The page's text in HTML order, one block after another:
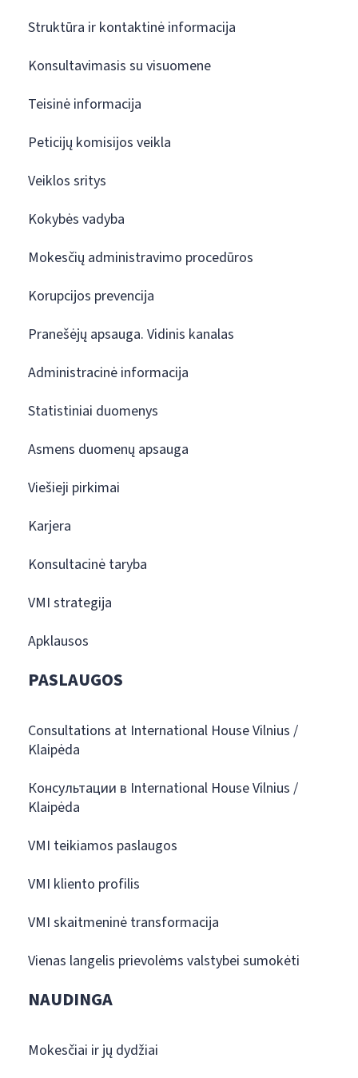
Struktūra ir kontaktinė informacija
Konsultavimasis su visuomene
Teisinė informacija
Peticijų komisijos veikla
Veiklos sritys
Kokybės vadyba
Mokesčių administravimo procedūros
Korupcijos prevencija
Pranešėjų apsauga. Vidinis kanalas
Administracinė informacija
Statistiniai duomenys
Asmens duomenų apsauga
Viešieji pirkimai
Karjera
Konsultacinė taryba
VMI strategija
Apklausos
PASLAUGOS
Consultations at International House Vilnius /
Klaipėda
Консультации в International House Vilnius /
Klaipėda
VMI teikiamos paslaugos
VMI kliento profilis
VMI skaitmeninė transformacija
Vienas langelis prievolėms valstybei sumokėti
NAUDINGA
Mokesčiai ir jų dydžiai